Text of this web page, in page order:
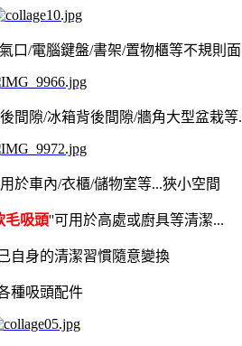
口/電腦鍵盤/書架/置物櫃等不規則
間隙/冰箱背後間隙/牆角大型盆栽等
於車內/衣櫃/儲物室等...狹小空間
毛吸頭''可用於高處或廚具等清潔...
自身的清潔習慣隨意變換
種吸頭配件